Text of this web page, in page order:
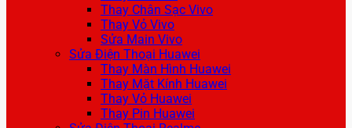
Thay Chân Sạc Vivo
Thay Vỏ Vivo
Sửa Main Vivo
Sửa Điện Thoại Huawei
Thay Màn Hình Huawei
Thay Mặt Kính Huawei
Thay Vỏ Huawei
Thay Pin Huawei